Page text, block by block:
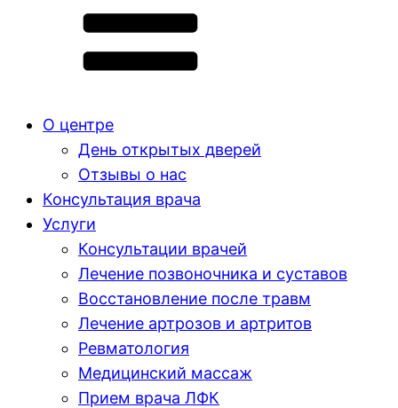
О центре
День открытых дверей
Отзывы о нас
Консультация врача
Услуги
Консультации врачей
Лечение позвоночника и суставов
Восстановление после травм
Лечение артрозов и артритов
Ревматология
Медицинский массаж
Прием врача ЛФК